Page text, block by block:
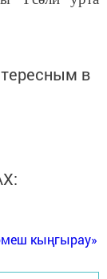
в
кыңгырау»